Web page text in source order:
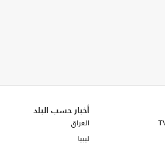
أخبار حسب البلد
العراق
ليبيا